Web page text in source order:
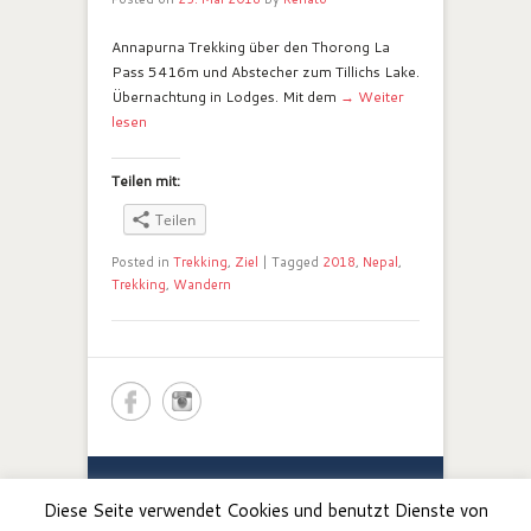
Annapurna Trekking über den Thorong La
Pass 5416m und Abstecher zum Tillichs Lake.
Übernachtung in Lodges. Mit dem → Weiter
lesen
Teilen mit:
Teilen
Posted in Trekking, Ziel | Tagged 2018, Nepal,
Trekking, Wandern
Alpina, Südtirol / Alto Adige, Valle Maira.
Diese Seite verwendet Cookies und benutzt Dienste von